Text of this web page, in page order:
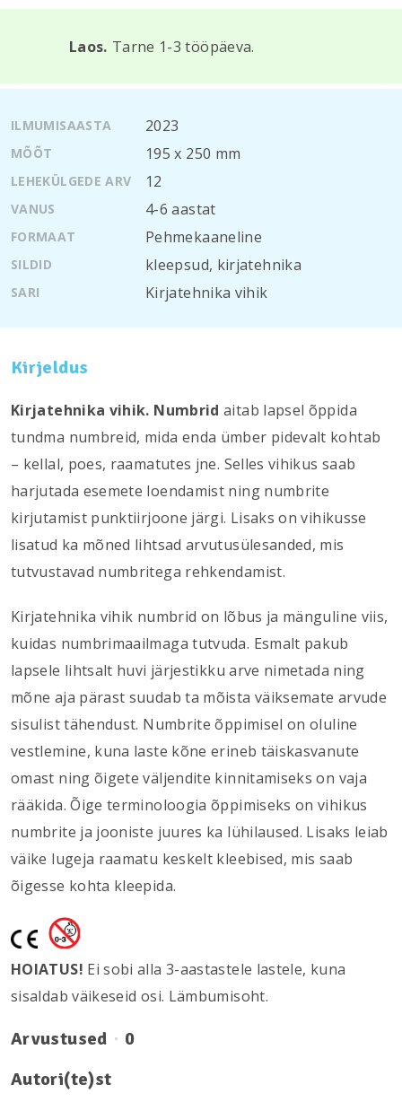
Laos. Tarne 1-3 tööpäeva.
ILMUMISAASTA 2023
MÕÕT 195 x 250 mm
LEHEKÜLGEDE ARV 12
VANUS 4-6 aastat
FORMAAT Pehmekaaneline
SILDID kleepsud, kirjatehnika
SARI Kirjatehnika vihik
Kirjeldus
Kirjatehnika vihik. Numbrid aitab lapsel õppida
tundma numbreid, mida enda ümber pidevalt kohtab
– kellal, poes, raamatutes jne. Selles vihikus saab
harjutada esemete loendamist ning numbrite
kirjutamist punktiirjoone järgi. Lisaks on vihikusse
lisatud ka mõned lihtsad arvutusülesanded, mis
tutvustavad numbritega rehkendamist.
Kirjatehnika vihik numbrid on lõbus ja mänguline viis,
kuidas numbrimaailmaga tutvuda. Esmalt pakub
lapsele lihtsalt huvi järjestikku arve nimetada ning
mõne aja pärast suudab ta mõista väiksemate arvude
sisulist tähendust. Numbrite õppimisel on oluline
vestlemine, kuna laste kõne erineb täiskasvanute
omast ning õigete väljendite kinnitamiseks on vaja
rääkida. Õige terminoloogia õppimiseks on vihikus
numbrite ja jooniste juures ka lühilaused. Lisaks leiab
väike lugeja raamatu keskelt kleebised, mis saab
õigesse kohta kleepida.
HOIATUS! Ei sobi alla 3-aastastele lastele, kuna
sisaldab väikeseid osi. Lämbumisoht.
Arvustused
0
Autori(te)st